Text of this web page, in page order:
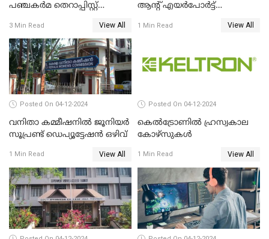
പഞ്ചകര്‍മ തെറാപ്പിസ്റ്റ്
ഒഴിവ്
3 Min Read View All
ആന്റ് എയർപോർട്ട്
ക്ഷണിച്ചു
1 Min Read View All
Posted On 04-12-2024
വനിതാ കമ്മീഷനിൽ ജൂനിയർ
സൂപ്രണ്ട് ഡെപ്യൂട്ടേഷൻ ഒഴിവ്
1 Min Read View All
Posted On 04-12-2024
കെൽട്രോണിൽ ഹ്രസ്വകാല
കോഴ്സുകൾ
1 Min Read View All